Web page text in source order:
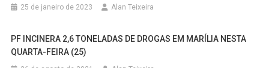
25 de janeiro de 2023 Alan Teixeira
PF INCINERA 2,6 TONELADAS DE DROGAS EM MARÍLIA NESTA
QUARTA-FEIRA (25)